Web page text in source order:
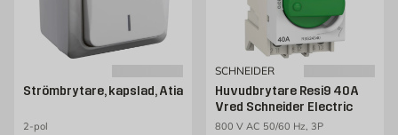
Strömbrytare, kapslad, Atia
2-pol
SCHNEIDER
Huvudbrytare Resi9 40A
Vred Schneider Electric
800 V AC 50/60 Hz, 3P